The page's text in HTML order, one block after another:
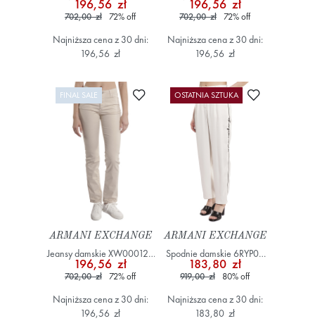
AF12862 Zielony
196,56 zł
702,00 zł 72%off
Najniższa cena z 30 dni:
196,56 zł
AF12862 Różowy
196,56 zł
702,00 zł 72%off
Najniższa cena z 30 dni:
196,56 zł
FINAL SALE Dodaj do ulubionych
ARMANI EXCHANGE
Jeansy damskie XW000127
AF12862 Beżowy
196,56 zł
702,00 zł 72%off
Najniższa cena z 30 dni:
196,56 zł
OSTATNIA SZTUKA Dodaj do
ARMANI EXCHANGE
Spodnie damskie 6RYP05
YN4LZ Kremowy
183,80 zł
919,00 zł 80%off
Najniższa cena z 30 dni:
183,80 zł